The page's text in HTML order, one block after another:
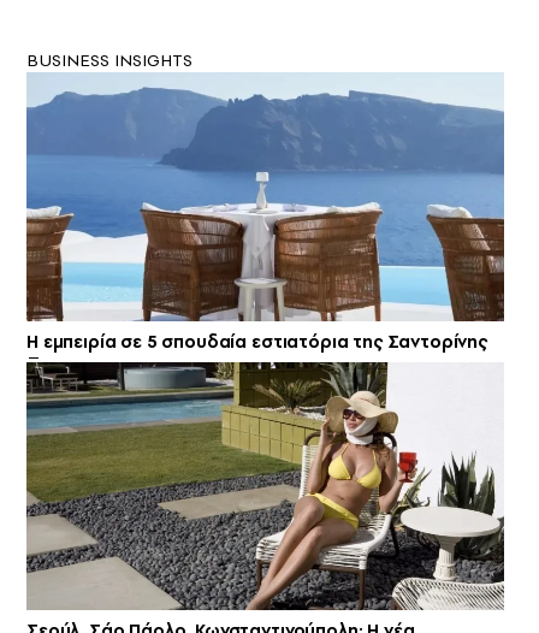
BUSINESS INSIGHTS
Η εμπειρία σε 5 σπουδαία εστιατόρια της Σαντορίνης